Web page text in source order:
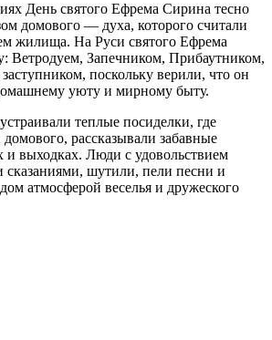
День святого Ефрема Сирина тесно
домового — духа, которого считали
жилища. На Руси святого Ефрема
Ветродуем, Запечником, Прибаутником,
поскольку верили, что он
уюту и мирному быту.
теплые посиделки, где
рассказывали забавные
и выходках. Люди с удовольствием
сказаниями, шутили, пели песни и
атмосферой веселья и дружеского